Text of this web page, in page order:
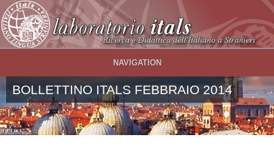
Salta al contenuto principale
NAVIGATION
BOLLETTINO ITALS FEBBRAIO 2014